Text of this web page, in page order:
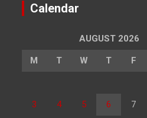
Calendar
AUGUST 2026
M T W T F
3 4 5 6 7